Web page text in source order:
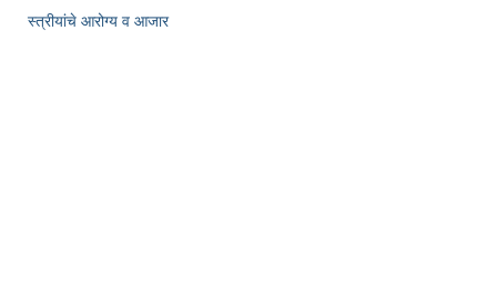
स्त्रीयांचे आरोग्य व आजार